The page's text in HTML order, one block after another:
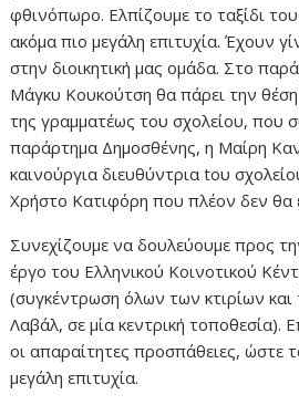
φθινόπωρο. Ελπίζουμε το ταξίδι
ακόμα πιο μεγάλη επιτυχία. Έχουν
στην διοικητική μας ομάδα. Στο
Μάγκυ Κουκούτση θα πάρει την
της γραμματέως του σχολείου, που
παράρτημα Δημοσθένης, η Μαίρη
καινούργια διευθύντρια tου
Χρήστο Κατιφόρη που πλέον δεν θα
Συνεχίζουμε να δουλεύουμε προς
έργο του Ελληνικού Koινοτικού
(συγκέντρωση όλων των κτιρίων
Λαβάλ, σε μία κεντρική τοποθεσία).
οι απαραίτητες προσπάθειες, ώστε
μεγάλη επιτυχία.